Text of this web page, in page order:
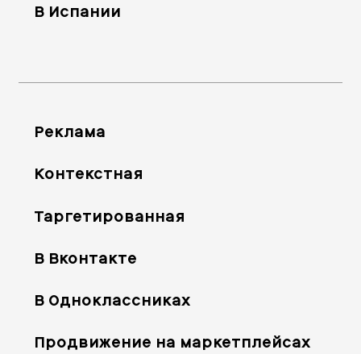
В Испании
Реклама
Контекстная
Таргетированная
В Вконтакте
В Одноклассниках
Продвижение на маркетплейсах